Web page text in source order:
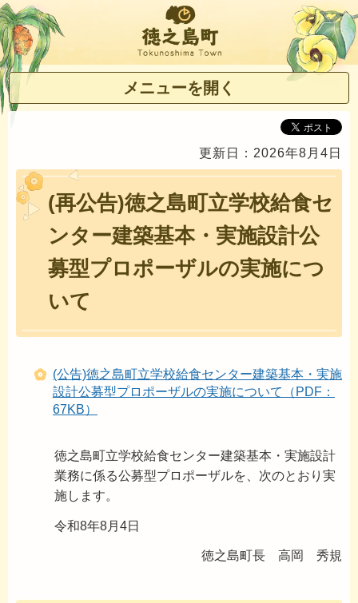
徳之島町
メニューを開く
更新日：2026年8月4日
(再公告)徳之島町立学校給食セ
ンター建築基本・実施設計公
募型プロポーザルの実施につ
いて
(公告)徳之島町立学校給食センター建築基本・実施
設計公募型プロポーザルの実施について（PDF：
67KB）
徳之島町立学校給食センター建築基本・実施設計
業務に係る公募型プロポーザルを、次のとおり実
施します。
令和8年8月4日
徳之島町長 高岡 秀規